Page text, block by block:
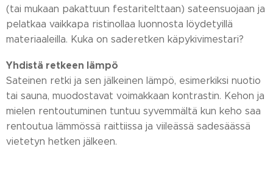
(tai mukaan pakattuun festaritelttaan) sateensuojaan ja
pelatkaa vaikkapa ristinollaa luonnosta löydetyillä
materiaaleilla. Kuka on saderetken käpykivimestari?
Yhdistä retkeen lämpö
Sateinen retki ja sen jälkeinen lämpö, esimerkiksi nuotio
tai sauna, muodostavat voimakkaan kontrastin. Kehon ja
mielen rentoutuminen tuntuu syvemmältä kun keho saa
rentoutua lämmössä raittiissa ja viileässä sadesäässä
vietetyn hetken jälkeen.